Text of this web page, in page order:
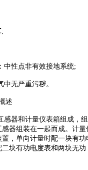
性点非有效接地系统;
无严重污秽。
述
器和计量仪表箱组成，组
器组装在一起而成。计量
，单向计量时配一块有
块有功电度表和两块无功